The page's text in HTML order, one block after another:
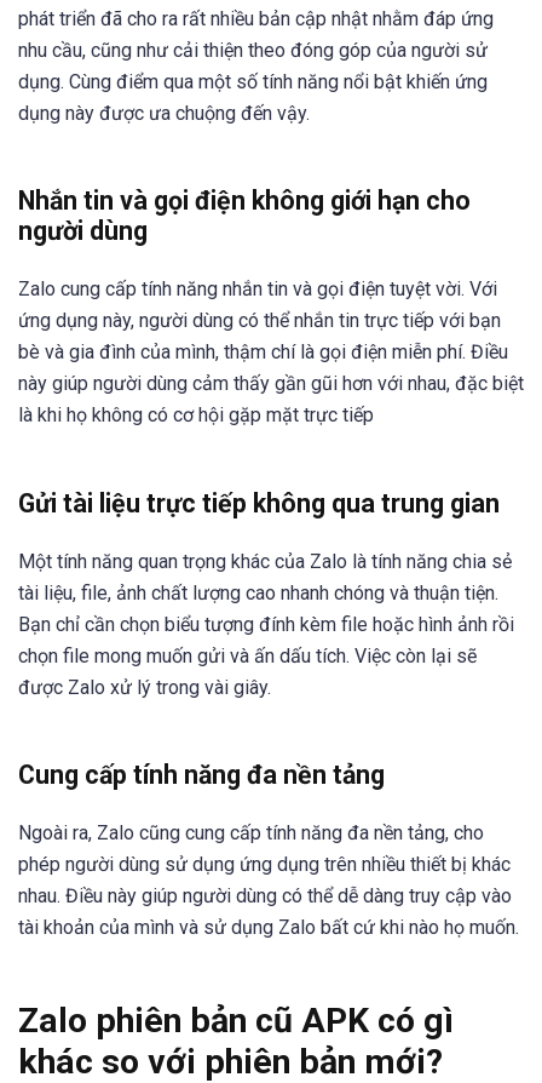
phát triển đã cho ra rất nhiều bản cập nhật nhằm đáp ứng
nhu cầu, cũng như cải thiện theo đóng góp của người sử
dụng. Cùng điểm qua một số tính năng nổi bật khiến ứng
dụng này được ưa chuộng đến vậy.
Nhắn tin và gọi điện không giới hạn cho
người dùng
Zalo cung cấp tính năng nhắn tin và gọi điện tuyệt vời. Với
ứng dụng này, người dùng có thể nhắn tin trực tiếp với bạn
bè và gia đình của mình, thậm chí là gọi điện miễn phí. Điều
này giúp người dùng cảm thấy gần gũi hơn với nhau, đặc biệt
là khi họ không có cơ hội gặp mặt trực tiếp
Gửi tài liệu trực tiếp không qua trung gian
Một tính năng quan trọng khác của Zalo là tính năng chia sẻ
tài liệu, file, ảnh chất lượng cao nhanh chóng và thuận tiện.
Bạn chỉ cần chọn biểu tượng đính kèm file hoặc hình ảnh rồi
chọn file mong muốn gửi và ấn dấu tích. Việc còn lại sẽ
được Zalo xử lý trong vài giây.
Cung cấp tính năng đa nền tảng
Ngoài ra, Zalo cũng cung cấp tính năng đa nền tảng, cho
phép người dùng sử dụng ứng dụng trên nhiều thiết bị khác
nhau. Điều này giúp người dùng có thể dễ dàng truy cập vào
tài khoản của mình và sử dụng Zalo bất cứ khi nào họ muốn.
Zalo phiên bản cũ APK có gì
khác so với phiên bản mới?